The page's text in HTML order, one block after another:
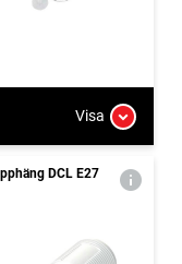
Visa
DCL E27